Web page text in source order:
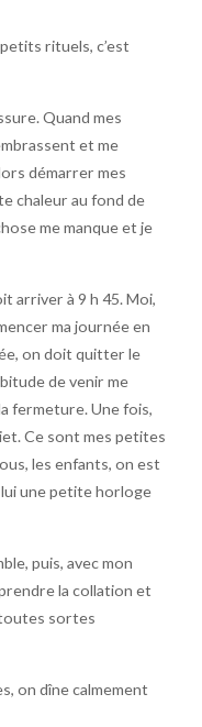
rituels, c’est
Quand mes
et me
démarrer mes
chaleur au fond de
me manque et je
arriver à 9 h 45. Moi,
ma journée en
on doit quitter le
de venir me
fermeture. Une fois,
Ce sont mes petites
les enfants, on est
lui une petite horloge
puis, avec mon
la collation et
sortes
on dîne calmement